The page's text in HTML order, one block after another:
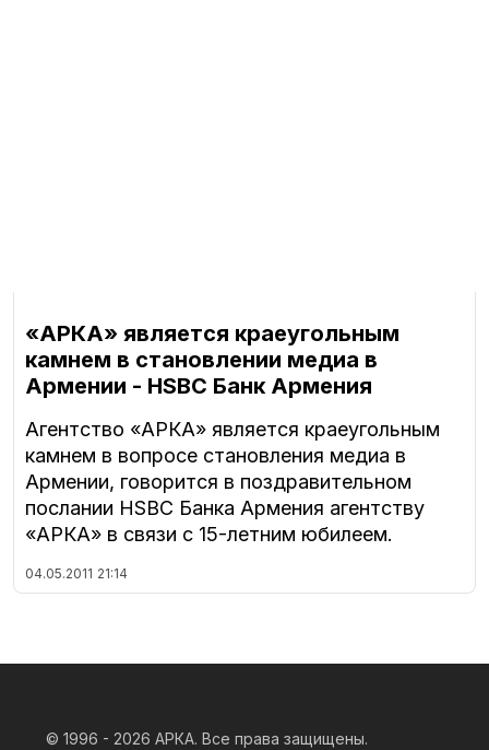
«АРКА» является краеугольным
камнем в становлении медиа в
Армении - HSBC Банк Армения
Агентство «АРКА» является краеугольным
камнем в вопросе становления медиа в
Армении, говорится в поздравительном
послании HSBC Банка Армения агентству
«АРКА» в связи с 15-летним юбилеем.
04.05.2011 21:14
© 1996 - 2026 АРКА. Все права защищены.